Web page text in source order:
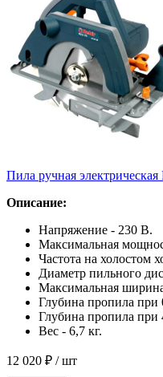
Пила ручная
Описание:
Напряжение - 230 В.
Максимальная
Частота на холостом
Диаметр пильного
Максимальная
Глубина пропила при
Глубина пропила при
Вес - 6,7 кг.
12 020 ₽ / шт